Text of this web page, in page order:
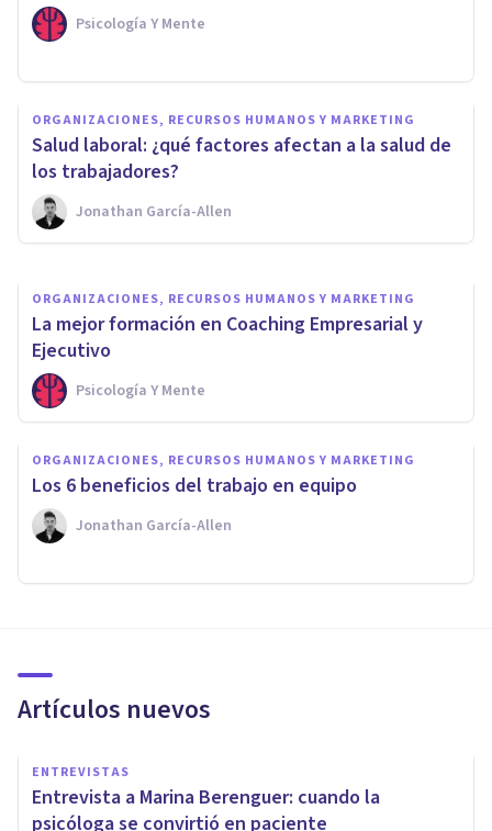
Psicología Y Mente
ORGANIZACIONES, RECURSOS HUMANOS Y MARKETING
Salud laboral: ¿qué factores afectan a la salud de
los trabajadores?
Jonathan García-Allen
Síndrome de Estocolmo
laboral: qué es, síntomas, y
qué hacer
Nahum Montagud Rubio
ORGANIZACIONES, RECURSOS HUMANOS Y MARKETING
La mejor formación en Coaching Empresarial y
Ejecutivo
Psicología Y Mente
ORGANIZACIONES, RECURSOS HUMANOS Y MARKETING
​Los 6 beneficios del trabajo en equipo
Jonathan García-Allen
Artículos nuevos
ENTREVISTAS
Entrevista a Marina Berenguer: cuando la
psicóloga se convirtió en paciente